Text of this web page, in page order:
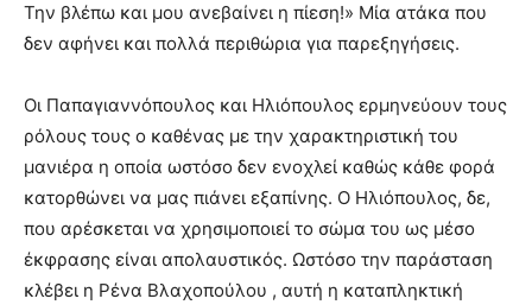
Την βλέπω και μου ανεβαίνει η πίεση!» Μία ατάκα που
δεν αφήνει και πολλά περιθώρια για παρεξηγήσεις.
Οι Παπαγιαννόπουλος και Ηλιόπουλος ερμηνεύουν τους
ρόλους τους ο καθένας με την χαρακτηριστική του
μανιέρα η οποία ωστόσο δεν ενοχλεί καθώς κάθε φορά
κατορθώνει να μας πιάνει εξαπίνης. Ο Ηλιόπουλος, δε,
που αρέσκεται να χρησιμοποιεί το σώμα του ως μέσο
έκφρασης είναι απολαυστικός. Ωστόσο την παράσταση
κλέβει η Ρένα Βλαχοπούλου , αυτή η καταπληκτική